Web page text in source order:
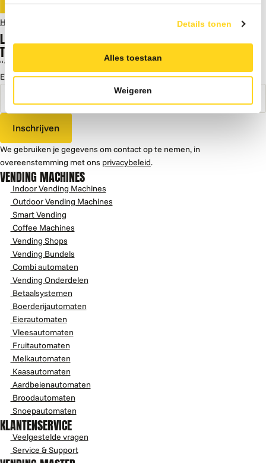
Details tonen
Alles toestaan
Weigeren
Home Vendo Dummy motor dubbel vak
LAAT JE INSPIREREN DOOR KENNIS,
TIPS EN TRUCS, CASES EN MEER
"*
" geeft vereiste velden aan
E-mailadres*
Inschrijven
We gebruiken je gegevens om contact op te nemen, in
overeenstemming met ons privacybeleid.
VENDING MACHINES
Indoor Vending Machines
Outdoor Vending Machines
Smart Vending
Coffee Machines
Vending Shops
Vending Bundels
Combi automaten
Vending Onderdelen
Betaalsystemen
Boerderijautomaten
Eierautomaten
Vleesautomaten
Fruitautomaten
Melkautomaten
Kaasautomaten
Aardbeienautomaten
Broodautomaten
Snoepautomaten
KLANTENSERVICE
Veelgestelde vragen
Service & Support